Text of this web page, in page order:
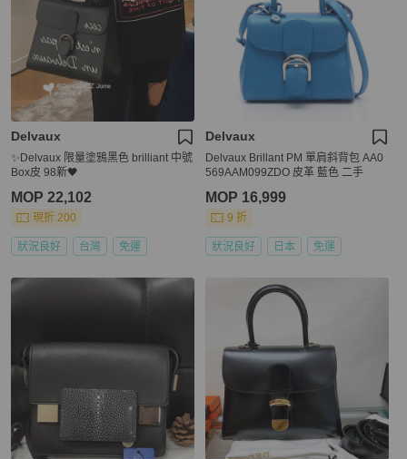
Delvaux
✨Delvaux 限量塗鴉黑色 brilliant 中號
Box皮 98新🖤
MOP 22,102
現折 200
狀況良好 台灣 免運
Delvaux
Delvaux Brillant PM 單肩斜背包 AA0
569AAM099ZDO 皮革 藍色 二手
MOP 16,999
9 折
狀況良好 日本 免運